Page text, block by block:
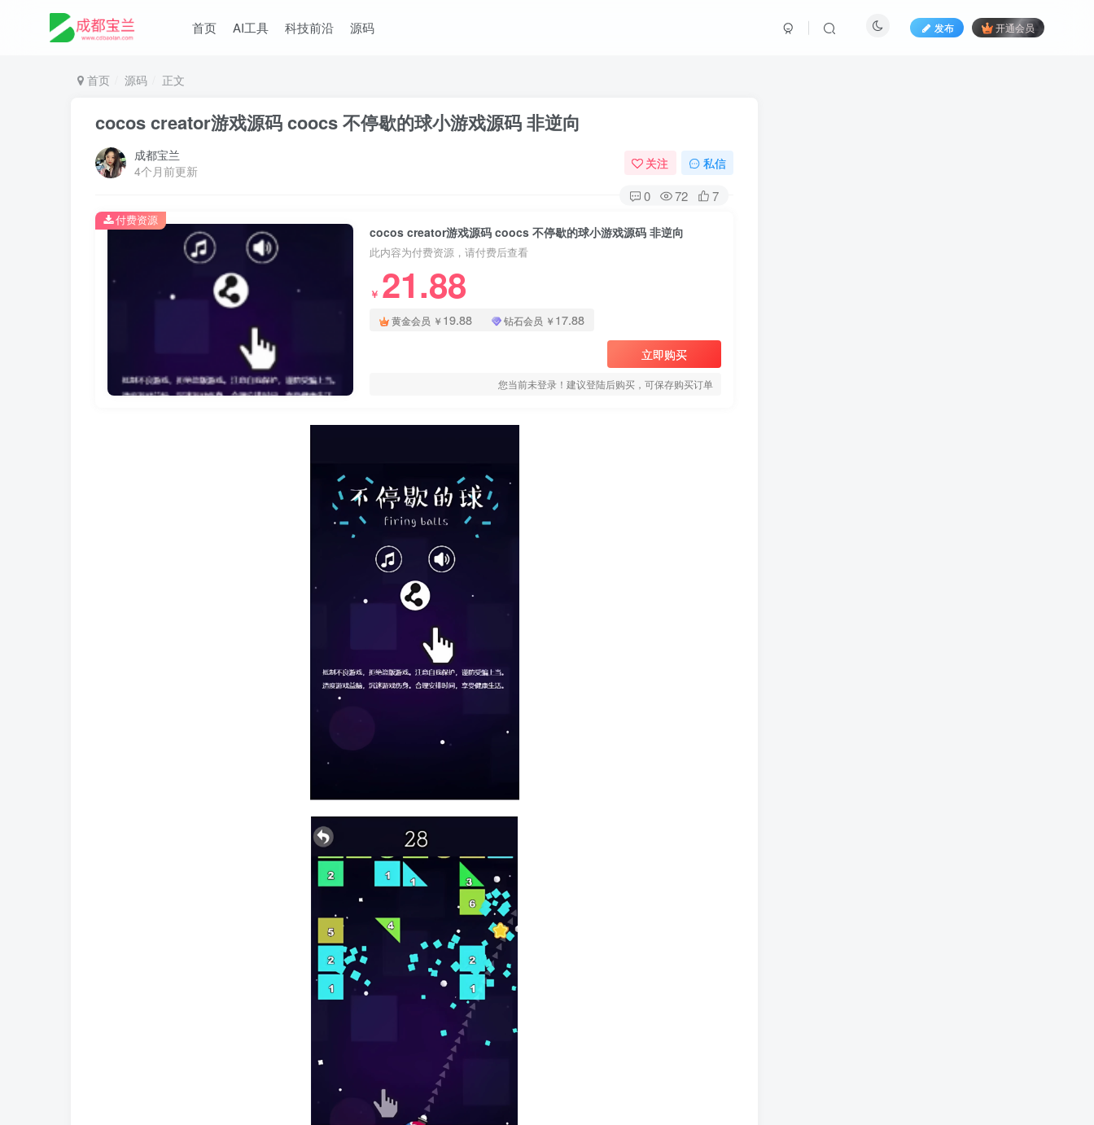
首页 AI工具 科技前沿 源码 发布 开通会员
首页 源码 正文
cocos creator游戏源码 coocs 不停歇的球小游戏源码 非逆向
成都宝兰
4个月前更新
关注 私信
0 72 7
cocos creator游戏源码 coocs 不停歇的球小游戏源码 非逆向
此内容为付费资源，请付费后查看
￥ 21.88
黄金会员 ￥ 19.88 钻石会员 ￥ 17.88
立即购买
您当前未登录！建议登陆后购买，可保存购买订单
付费资源